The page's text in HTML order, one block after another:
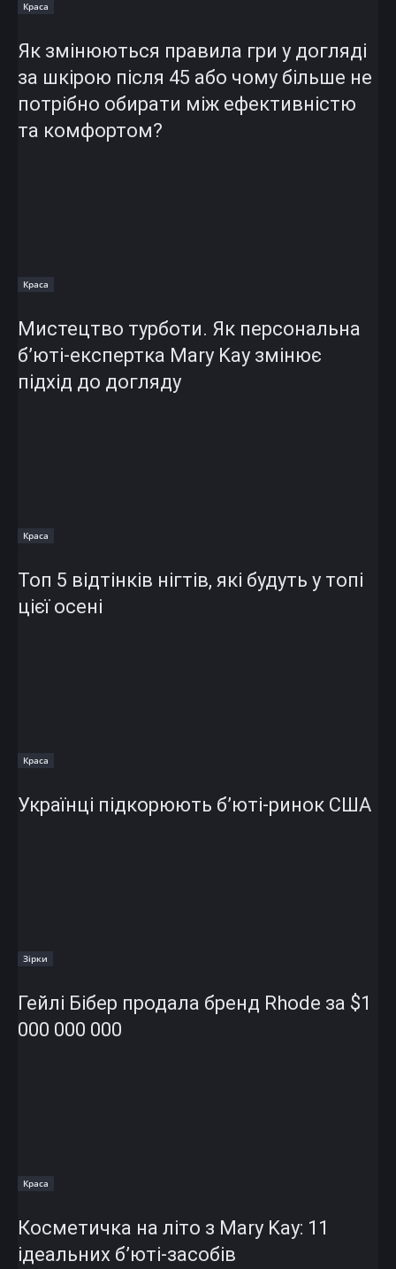
Краса
Як змінюються правила гри у догляді
за шкірою після 45 або чому більше не
потрібно обирати між ефективністю
та комфортом?
Краса
Мистецтво турботи. Як персональна
б’юті-експертка Mary Kay змінює
підхід до догляду
Краса
Топ 5 відтінків нігтів, які будуть у топі
цієї осені
Краса
Українці підкорюють б’юті-ринок США
Зірки
Гейлі Бібер продала бренд Rhode за $1
000 000 000
Краса
Косметичка на літо з Mary Kay: 11
ідеальних б’юті-засобів